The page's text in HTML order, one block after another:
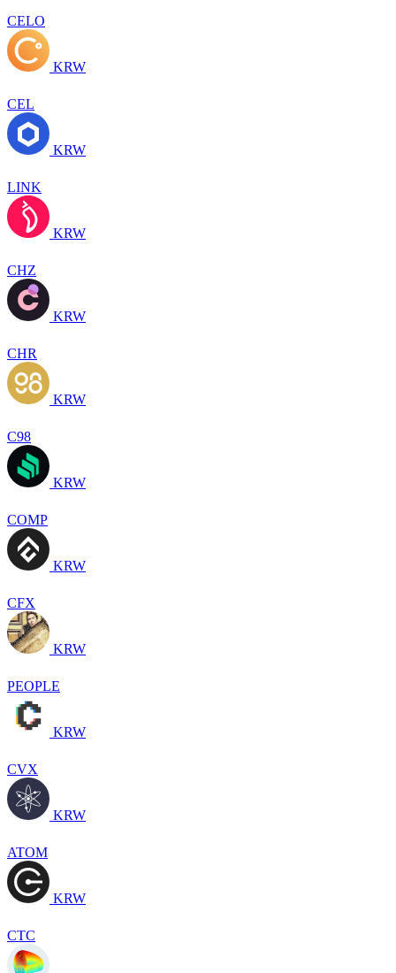
CELO
KRW
CEL
KRW
LINK
KRW
CHZ
KRW
CHR
KRW
C98
KRW
COMP
KRW
CFX
KRW
PEOPLE
KRW
CVX
KRW
ATOM
KRW
CTC